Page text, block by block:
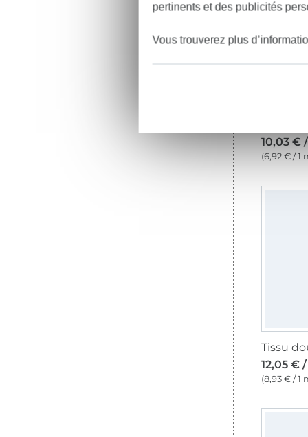
10,03 €
(6,92 € / 1
12,05 €
(8,93 € / 1
pertinents et des publicités
Vous trouverez plus